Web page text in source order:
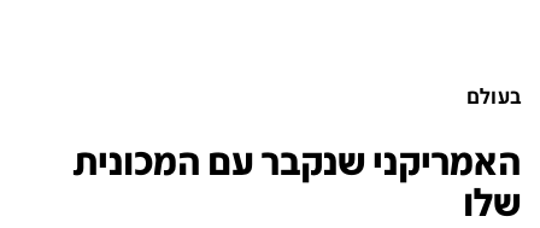
בעולם
האמריקני שנקבר עם המכונית
שלו